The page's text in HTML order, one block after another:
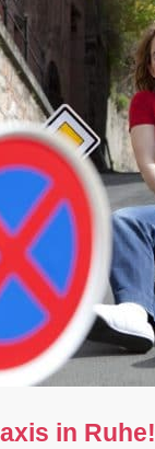
in Ruhe!